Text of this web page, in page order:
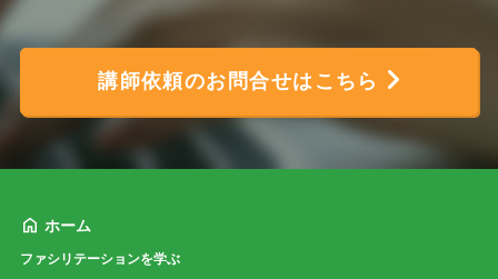
講師依頼のお問合せはこちら
ホーム
ファシリテーションを学ぶ